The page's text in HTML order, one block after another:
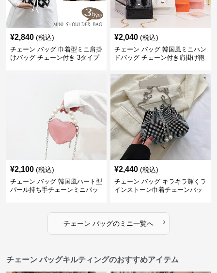
¥2,840 (税込)
チェーン バッグ 巾着型ミニ肩掛
けバッグ チェーン付き 3タイプ
¥2,040 (税込)
チェーン バッグ 韓国風ミニハン
ドバッグ チェーン付き肩掛け鞄
¥2,100 (税込)
チェーン バッグ 韓国風ハート型
パール持ち手チェーンミニバッ
¥2,440 (税込)
チェーン バッグ キラキラ輝くラ
インストーン巾着チェーンバッ
チェーン バッグのミニ一覧へ ›
チェーン バッグキルティングのおすすめアイテム